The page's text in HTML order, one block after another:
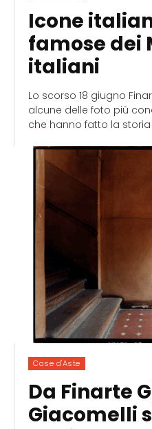
Icone
famose dei
italiani
Lo scorso 18 giugno
alcune delle foto più
che hanno fatto la storia
Case d'Aste
Da Finarte
Giacomelli